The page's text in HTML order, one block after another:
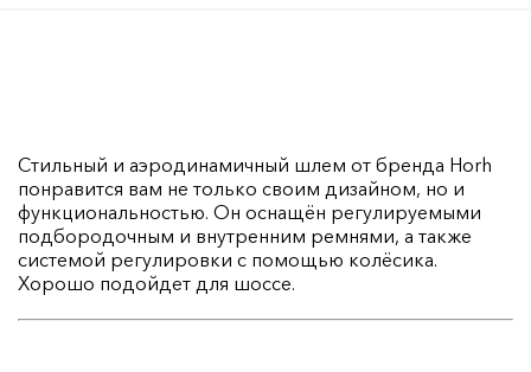
Стильный и аэродинамичный шлем от бренда Horh
понравится вам не только своим дизайном, но и
функциональностью. Он оснащён регулируемыми
подбородочным и внутренним ремнями, а также
системой регулировки с помощью колёсика.
Хорошо подойдет для шоссе.